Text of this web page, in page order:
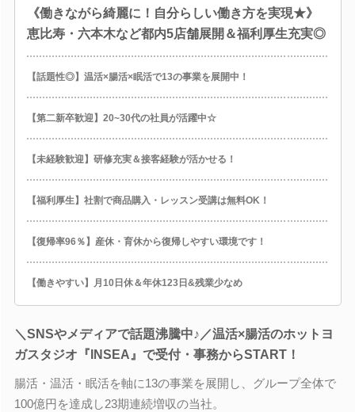
《働きながら綺麗に！自分らしい働き方を実現★》
恵比寿・六本木など都内5店舗展開＆福利厚生充実◎
【話題性◎】温活×腸活×眠活で13の事業を展開中！
【第二新卒歓迎】20~30代の社員が活躍中☆
【未経験歓迎】研修充実＆接客経験が活かせる！
【福利厚生】社割で商品購入・レッスン受講は無料OK！
【復帰率96％】産休・育休から復帰しやすい環境です！
【働きやすい】月10日休＆年休123日&残業少なめ
＼SNSやメディアで話題沸騰中♪／温活×腸活のホットヨ
ガスタジオ『INSEA』で受付・事務からSTART！
腸活・温活・眠活を軸に13の事業を展開し、グループ全体で
100億円を達成し23期連続増収の当社。